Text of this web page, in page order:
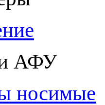
АФУ
носимые